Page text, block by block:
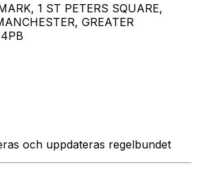
1 ST PETERS SQUARE,
GREATER
och uppdateras regelbundet